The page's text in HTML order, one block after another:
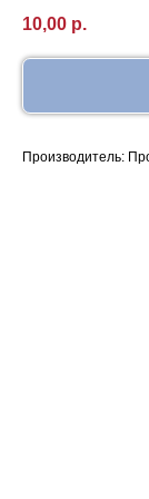
10,00 р.
Производитель: